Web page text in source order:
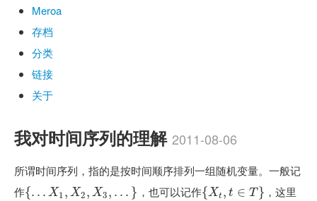
Meroa
存档
分类
链接
关于
我对时间序列的理解 2011-08-06
所谓时间序列，指的是按时间顺序排列一组随机变量。一般记
作{. . . X1 , X2 , X3 , . . . }
{.. X1,X2 ,X3,..} ，也可以记作{Xt , t ∈ T }
{Xt,t∈T }
，这里